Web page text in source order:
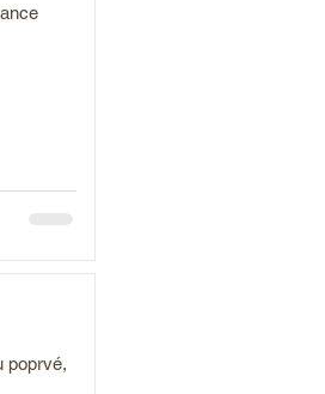
poprvé,